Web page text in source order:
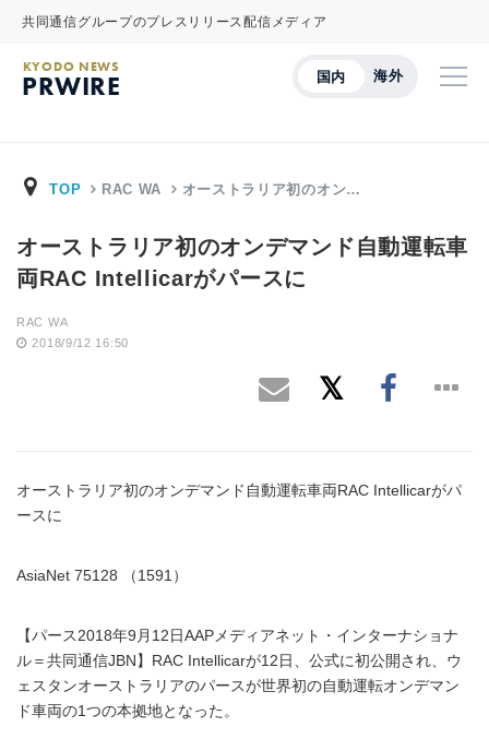
共同通信グループのプレスリリース配信メディア
国内 海外
KYODO NEWS
PRWIRE
TOP RAC WA オーストラリア初のオン…
オーストラリア初のオンデマンド自動運転車
両RAC Intellicarがパースに
RAC WA
2018/9/12 16:50
オーストラリア初のオンデマンド自動運転車両RAC Intellicarがパ
ースに
AsiaNet 75128 （1591）
【パース2018年9月12日AAPメディアネット・インターナショナ
ル＝共同通信JBN】RAC Intellicarが12日、公式に初公開され、ウ
ェスタンオーストラリアのパースが世界初の自動運転オンデマン
ド車両の1つの本拠地となった。